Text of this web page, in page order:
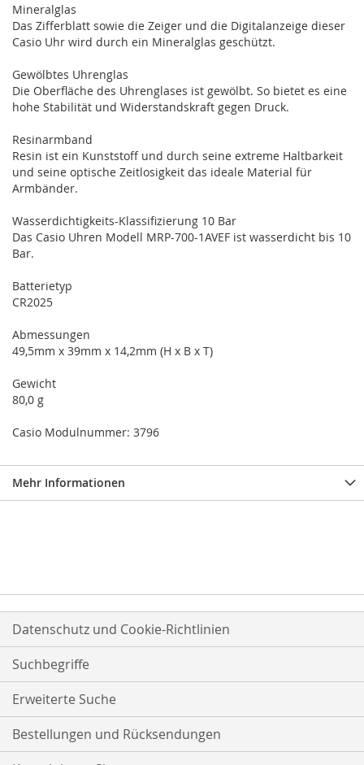
Mineralglas
Das Zifferblatt sowie die Zeiger und die Digitalanzeige dieser
Casio Uhr wird durch ein Mineralglas geschützt.
Gewölbtes Uhrenglas
Die Oberfläche des Uhrenglases ist gewölbt. So bietet es eine
hohe Stabilität und Widerstandskraft gegen Druck.
Resinarmband
Resin ist ein Kunststoff und durch seine extreme Haltbarkeit
und seine optische Zeitlosigkeit das ideale Material für
Armbänder.
Wasserdichtigkeits-Klassifizierung 10 Bar
Das Casio Uhren Modell MRP-700-1AVEF ist wasserdicht bis 10
Bar.
Batterietyp
CR2025
Abmessungen
49,5mm x 39mm x 14,2mm (H x B x T)
Gewicht
80,0 g
Casio Modulnummer: 3796
Mehr Informationen
Datenschutz und Cookie-Richtlinien
Suchbegriffe
Erweiterte Suche
Bestellungen und Rücksendungen